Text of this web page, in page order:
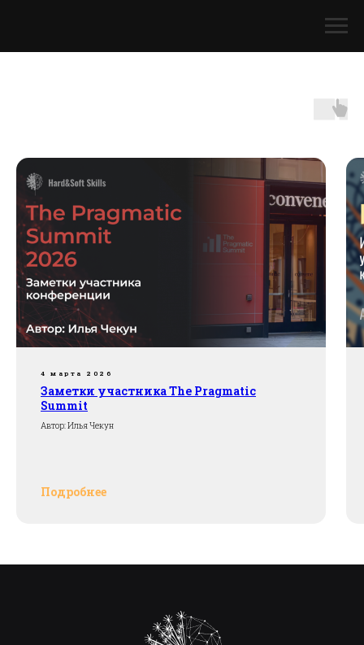
4 марта 2026
Заметки участника The Pragmatic
Summit
Автор: Илья Чекун
Подробнее